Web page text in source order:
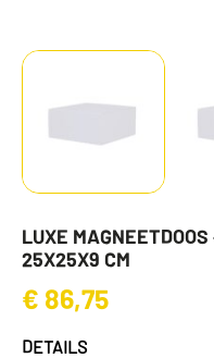
LUXE
25X25X9 CM
€ 86,75
DETAILS